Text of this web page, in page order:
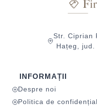
Str. Ciprian
Hațeg, jud.
INFORMAȚII
Despre noi
Politica de